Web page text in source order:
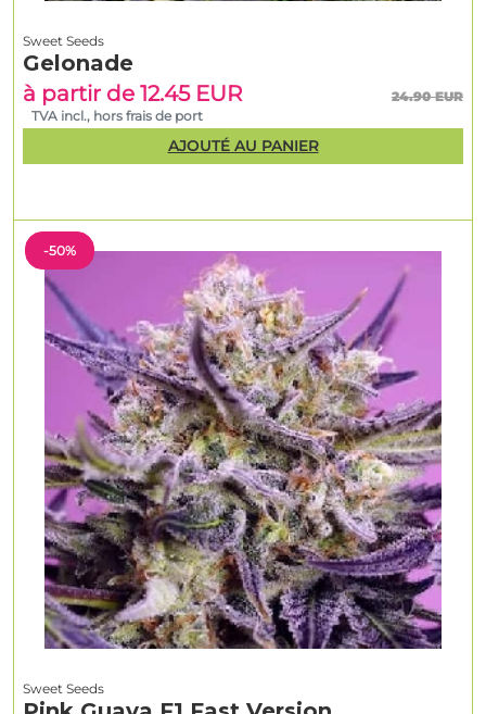
-50%
Sweet Seeds
Sweet Seeds
Gelonade
à partir de 12.45 EUR
24.90 EUR
TVA incl., hors frais de port
AJOUTÉ AU PANIER